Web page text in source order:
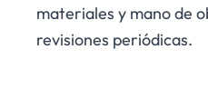
materiales y mano de
revisiones periódicas.